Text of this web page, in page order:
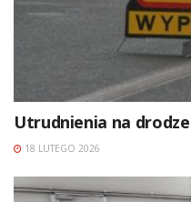
Utrudnienia na
18 LUTEGO 2026